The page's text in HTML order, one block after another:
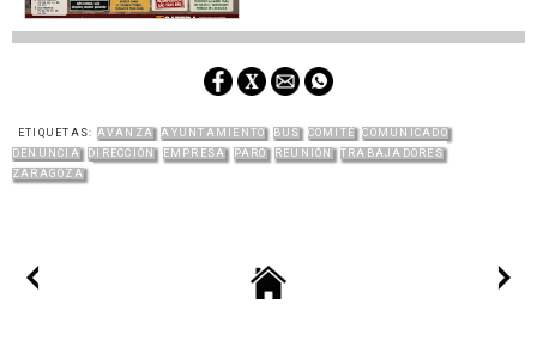
ETIQUETAS: AVANZA AYUNTAMIENTO BUS COMITÉ
COMUNICADO
DENUNCIA
DIRECCIÓN EMPRESA PARO REUNIÓN
TRABAJADORES
ZARAGOZA